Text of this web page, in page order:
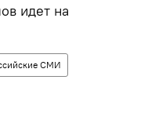
идет на
СМИ